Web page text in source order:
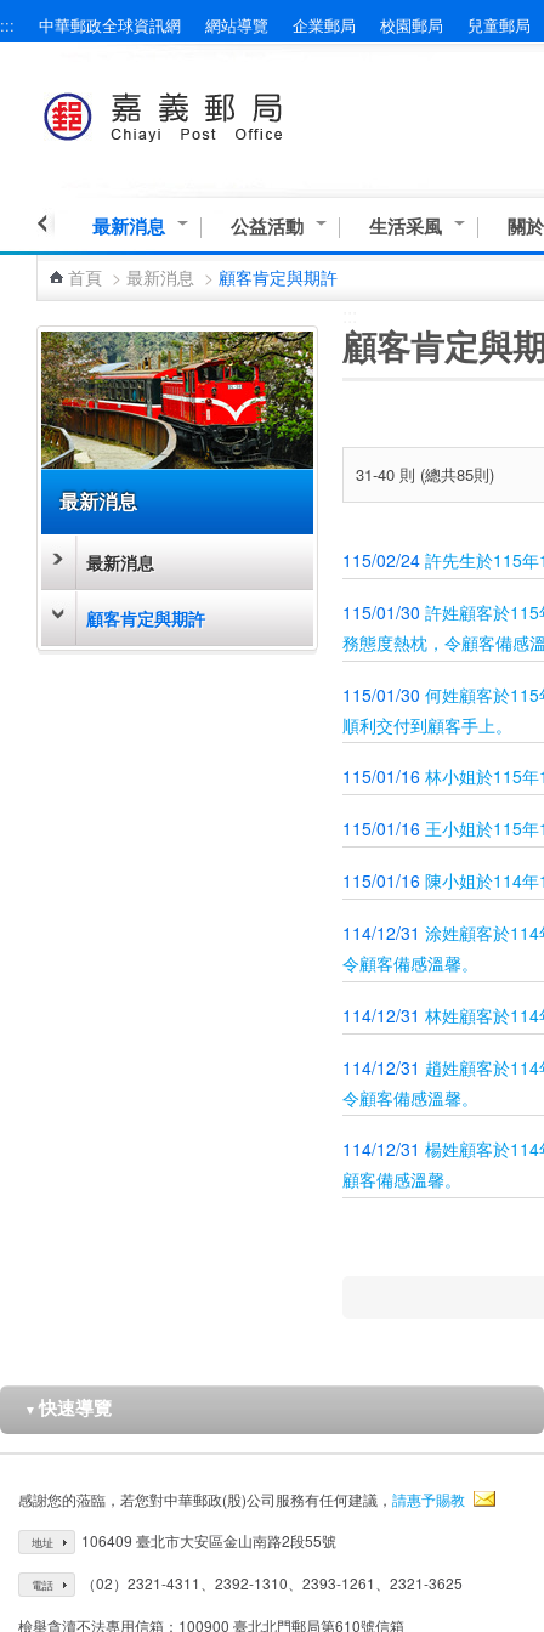
跳到主要內容區塊
::: 中華郵政全球資訊網 網站導覽 企業郵局 校園郵局 兒童郵局
最新消息 公益活動 生活采風 關
首頁 > 最新消息 > 顧客肯定與期許
最新消息
最新消息
顧客肯定與期許
顧客肯定與
31-40 則 (總共85則)
115/02/24 許先生於115
115/01/30 許姓顧客於
務態度熱枕，令顧客備感
115/01/30 何姓顧客於
順利交付到顧客手上。
115/01/16 林小姐於115
115/01/16 王小姐於115
115/01/16 陳小姐於114
114/12/31 涂姓顧客於
令顧客備感溫馨。
114/12/31 林姓顧客於
114/12/31 趙姓顧客於
令顧客備感溫馨。
114/12/31 楊姓顧客於
顧客備感溫馨。
▼ 快速導覽
感謝您的蒞臨，若您對中華郵政(股)公司服務有任何建議， 請惠予賜教
地址 106409 臺北市大安區金山南路2段55號
電話 （02）2321-4311、2392-1310、2393-1261、2321-3625
檢舉貪瀆不法專用信箱：100900 臺北北門郵局第610號信箱